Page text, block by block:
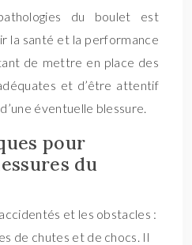
du boulet est
la santé et la performance
de mettre en place des
et d’être attentif
éventuelle blessure.
pour
du
et les obstacles :
de chutes et de chocs. Il